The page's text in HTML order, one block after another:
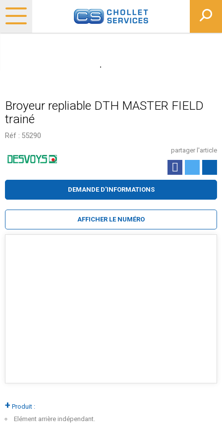
Broyeur repliable DTH MASTER FIELD
trainé
Réf : 55290
+ Produit :
Elément arrière indépendant.
partager l'article
DEMANDE D'INFORMATIONS
AFFICHER LE NUMÉRO